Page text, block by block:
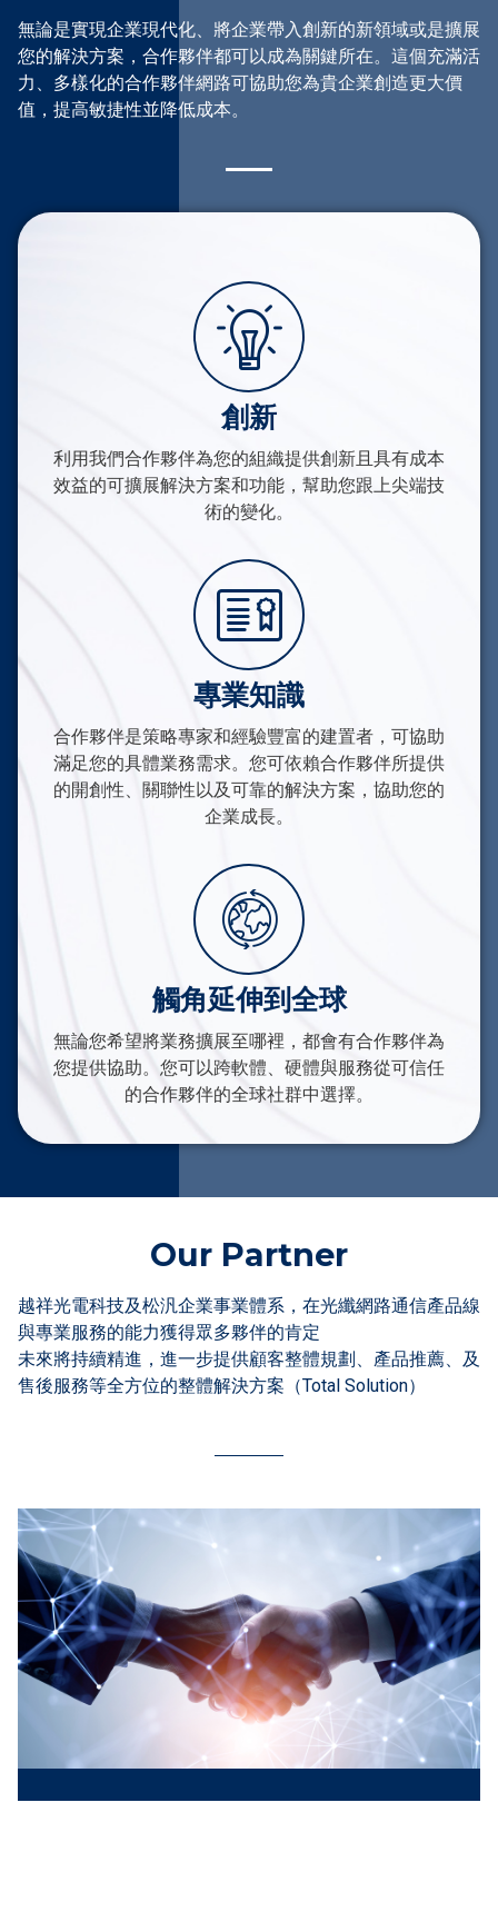
無論是實現企業現代化、將企業帶入創新的新領域或是擴展
您的解決方案，合作夥伴都可以成為關鍵所在。這個充滿活
力、多樣化的合作夥伴網路可協助您為貴企業創造更大價
值，提高敏捷性並降低成本。
創新
利用我們合作夥伴為您的組織提供創新且具有成本
效益的可擴展解決方案和功能，幫助您跟上尖端技
術的變化。
專業知識
合作夥伴是策略專家和經驗豐富的建置者，可協助
滿足您的具體業務需求。您可依賴合作夥伴所提供
的開創性、關聯性以及可靠的解決方案，協助您的
企業成長。
觸角延伸到全球
無論您希望將業務擴展至哪裡，都會有合作夥伴為
您提供協助。您可以跨軟體、硬體與服務從可信任
的合作夥伴的全球社群中選擇。
Our Partner
越祥光電科技及松汎企業事業體系，在光纖網路通信產品線
與專業服務的能力獲得眾多夥伴的肯定
未來將持續精進，進一步提供顧客整體規劃、產品推薦、及
售後服務等全方位的整體解決方案（Total Solution）